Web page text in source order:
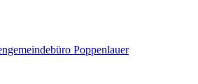
Poppenlauer